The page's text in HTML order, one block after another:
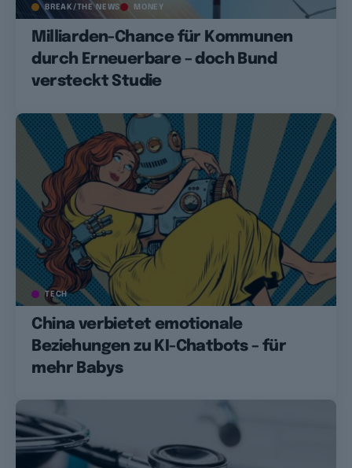
BREAK/THE NEWS MONEY
Milliarden-Chance für Kommunen
durch Erneuerbare – doch Bund
versteckt Studie
TECH
China verbietet emotionale
Beziehungen zu KI-Chatbots – für
mehr Babys